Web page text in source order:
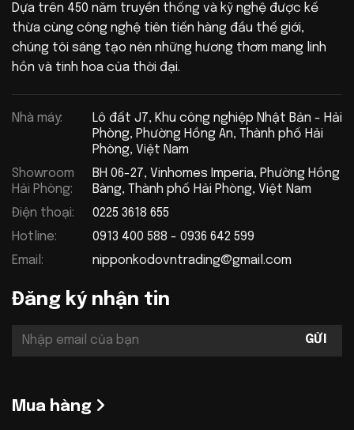
Dựa trên 450 năm truyền thống và kỹ nghệ được kế
thừa cùng công nghệ tiên tiến hàng đầu thế giới,
chúng tôi sáng tạo nên những hương thơm mang linh
hồn và tinh hoa của thời đại.
Nhà máy:
Lô đất J7, Khu công nghiệp Nhật Bản - Hải
Phòng, Phường Hồng An, Thành phố Hải
Phòng, Việt Nam
Showroom
Hải Phòng:
BH 06-27, Vinhomes Imperia, Phường Hồng
Bàng, Thành phố Hải Phòng, Việt Nam
Điện thoại:
0225 3618 655
Hotline:
0913 400 588 - 0936 642 599
Email:
nipponkodovntrading@gmail.com
Đăng ký nhận tin
Mua hàng